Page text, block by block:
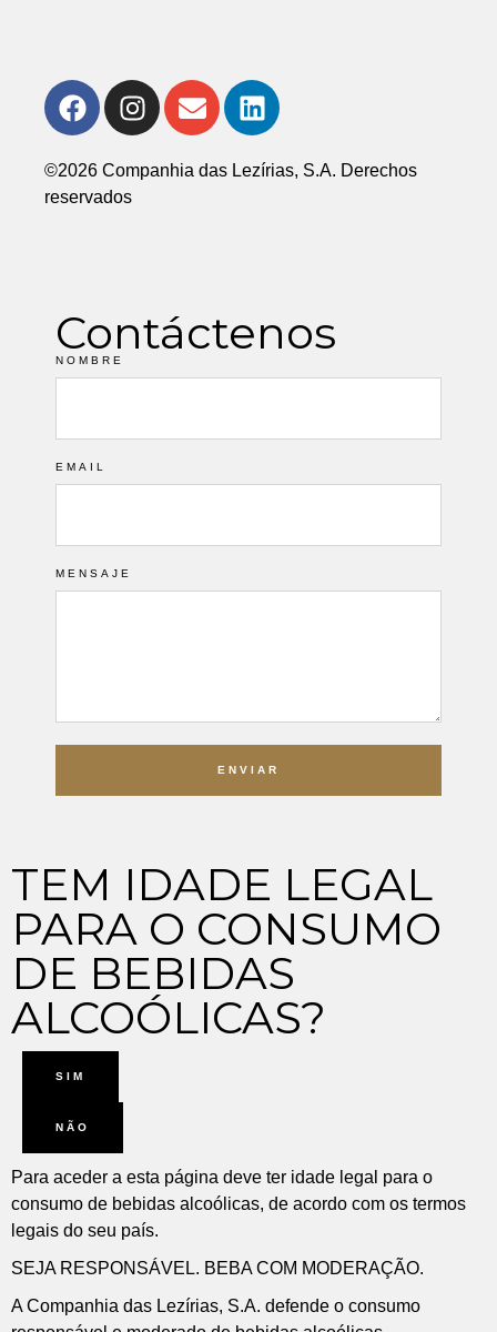
©2026 Companhia das Lezírias, S.A. Derechos
reservados
Contáctenos
NOMBRE
EMAIL
MENSAJE
ENVIAR
TEM IDADE LEGAL
PARA O CONSUMO
DE BEBIDAS
ALCOÓLICAS?
SIM
NÃO
Para aceder a esta página deve ter idade legal para o
consumo de bebidas alcoólicas, de acordo com os termos
legais do seu país.
SEJA RESPONSÁVEL. BEBA COM MODERAÇÃO.
A Companhia das Lezírias, S.A. defende o consumo